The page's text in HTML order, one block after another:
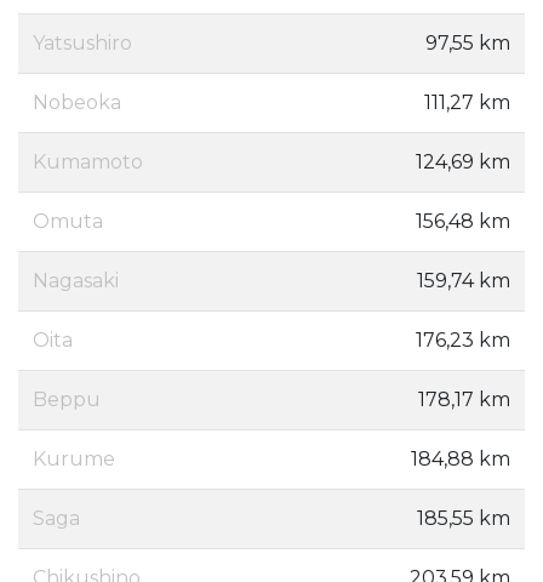
Yatsushiro 97,55 km
Nobeoka 111,27 km
Kumamoto 124,69 km
Omuta 156,48 km
Nagasaki 159,74 km
Oita 176,23 km
Beppu 178,17 km
Kurume 184,88 km
Saga 185,55 km